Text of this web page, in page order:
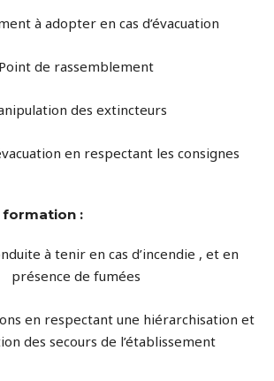
à adopter en cas d’évacuation
Point de rassemblement
des extincteurs
en respectant les consignes
formation :
à tenir en cas d’incendie , et en
présence de fumées
en respectant une hiérarchisation et
des secours de l’établissement